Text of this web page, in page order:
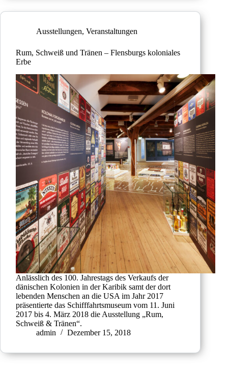
Ausstellungen, Veranstaltungen
Rum, Schweiß und Tränen – Flensburgs koloniales
Erbe
Anlässlich des 100. Jahrestags des Verkaufs der
dänischen Kolonien in der Karibik samt der dort
lebenden Menschen an die USA im Jahr 2017
präsentierte das Schifffahrtsmuseum vom 11. Juni
2017 bis 4. März 2018 die Ausstellung „Rum,
Schweiß & Tränen“.
admin
Dezember 15, 2018